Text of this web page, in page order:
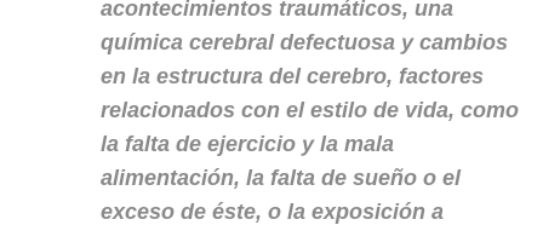
acontecimientos traumáticos, una
química cerebral defectuosa y cambios
en la estructura del cerebro, factores
relacionados con el estilo de vida, como
la falta de ejercicio y la mala
alimentación, la falta de sueño o el
exceso de éste, o la exposición a